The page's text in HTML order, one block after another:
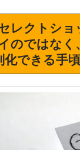
レクトショ
のではなく
化できる手